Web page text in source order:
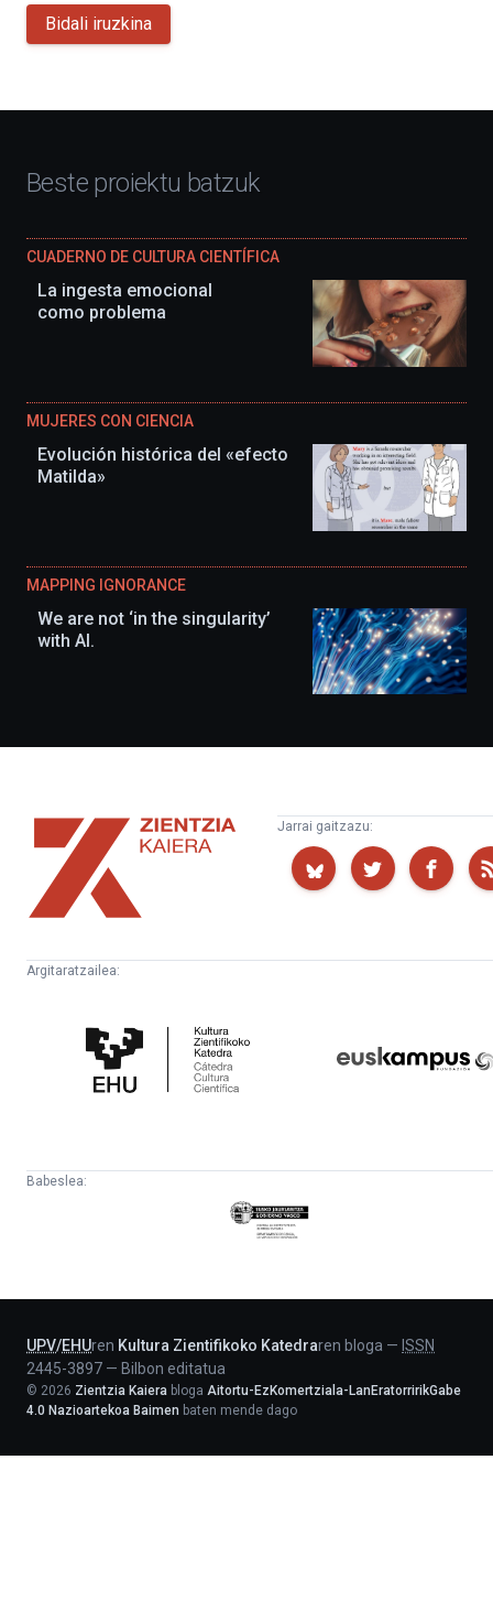
Bidali iruzkina
Beste proiektu batzuk
CUADERNO DE CULTURA CIENTÍFICA
La ingesta emocional
como problema
MUJERES CON CIENCIA
Evolución histórica del «efecto
Matilda»
MAPPING IGNORANCE
We are not ‘in the singularity’
with AI.
Zientzia
Kaiera
Jarrai gaitzazu:
Argitaratzailea:
Zientifikoko
Katedra
Babeslea:
Eusko
Jaurlaritza
UPV/EHUren Kultura Zientifikoko Katedraren bloga — ISSN
2445-3897 — Bilbon editatua
© 2026 Zientzia Kaiera bloga Aitortu-EzKomertziala-LanEratorririkGabe
4.0 Nazioartekoa Baimen baten mende dago